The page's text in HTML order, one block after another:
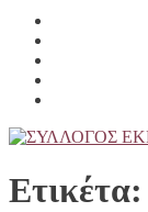
Ετικέτα: